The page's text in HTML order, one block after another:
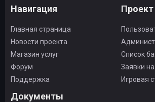
Навигация
Главная страница
Новости проекта
Магазин услуг
Форум
Поддержка
Проект
Список
Заявки
Игровая
Документы